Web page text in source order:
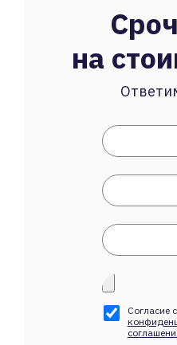
на
Согласие